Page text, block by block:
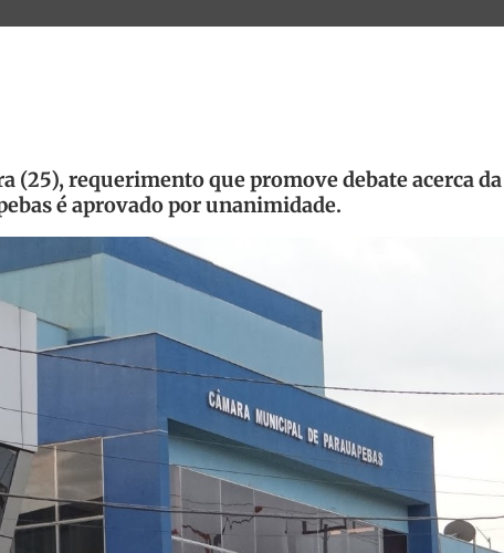
(25), requerimento que promove debate acerca da
é aprovado por unanimidade.